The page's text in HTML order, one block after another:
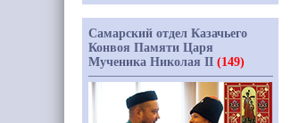
Самарский отдел Казачьего
Конвоя Памяти Царя
Мученика Николая II (149)